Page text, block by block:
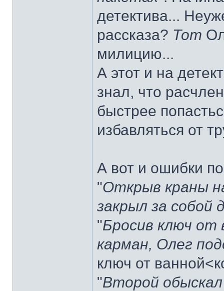
детектива...
рассказа? Тот
милицию...
А этот и на
знал, что
быстрее
избавляться от
А вот и ошибки
"Открыв краны
закрыл за собой
"Бросив ключ от
карман, Олег
ключ от
"Второй